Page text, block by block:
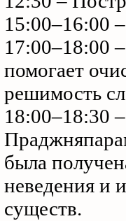
15:00–16:00
17:00–18:00
помогает
решимость
18:00–18:30
была
неведения и
существ.